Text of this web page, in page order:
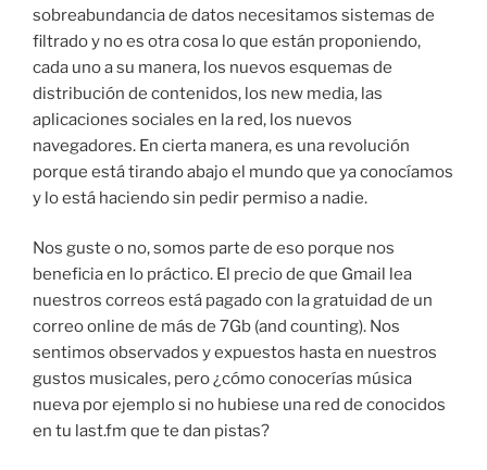
sobreabundancia de datos necesitamos sistemas de
filtrado y no es otra cosa lo que están proponiendo,
cada uno a su manera, los nuevos esquemas de
distribución de contenidos, los new media, las
aplicaciones sociales en la red, los nuevos
navegadores. En cierta manera, es una revolución
porque está tirando abajo el mundo que ya conocíamos
y lo está haciendo sin pedir permiso a nadie.
Nos guste o no, somos parte de eso porque nos
beneficia en lo práctico. El precio de que Gmail lea
nuestros correos está pagado con la gratuidad de un
correo online de más de 7Gb (and counting). Nos
sentimos observados y expuestos hasta en nuestros
gustos musicales, pero ¿cómo conocerías música
nueva por ejemplo si no hubiese una red de conocidos
en tu last.fm que te dan pistas?